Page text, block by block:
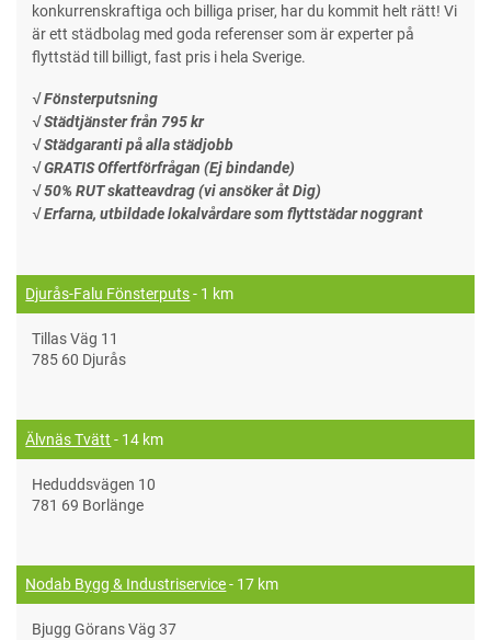
konkurrenskraftiga och billiga priser, har du kommit helt rätt! Vi
är ett städbolag med goda referenser som är experter på
flyttstäd till billigt, fast pris i hela Sverige.
√ Fönsterputsning
√ Städtjänster från 795 kr
√ Städgaranti på alla städjobb
√ GRATIS Offertförfrågan (Ej bindande)
√ 50% RUT skatteavdrag (vi ansöker åt Dig)
√ Erfarna, utbildade lokalvårdare som flyttstädar noggrant
Djurås-Falu Fönsterputs- 1 km
Tillas Väg 11
785 60 Djurås
Älvnäs Tvätt - 14 km
Heduddsvägen 10
781 69 Borlänge
Nodab Bygg & Industriservice- 17 km
Bjugg Görans Väg 37